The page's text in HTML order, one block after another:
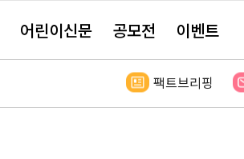
어린이신문 공모전 이벤트
팩트브리핑